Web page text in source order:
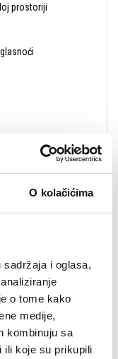
O kolačićima
i oglasa,
o tome kako
medije,
kombinuju sa
ili koje su prikupili
prostoriji